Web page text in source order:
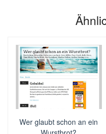
Wer glaubt schon an ein